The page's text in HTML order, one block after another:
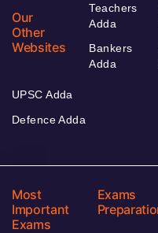
Our
Other
Websites
Teachers
Adda
Bankers
Adda
UPSC Adda
Defence Adda
Most
Important
Exams
Exams